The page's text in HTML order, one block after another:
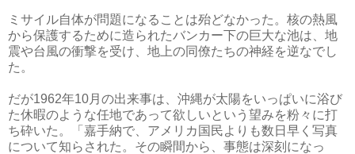
ミサイル自体が問題になることは殆どなかった。核の熱風
から保護するために造られたバンカー下の巨大な池は、地
震や台風の衝撃を受け、地上の同僚たちの神経を逆なでし
た。
だが1962年10月の出来事は、沖縄が太陽をいっぱいに浴び
た休暇のような任地であって欲しいという望みを粉々に打
ち砕いた。「嘉手納で、アメリカ国民よりも数日早く写真
について知らされた。その瞬間から、事態は深刻になっ